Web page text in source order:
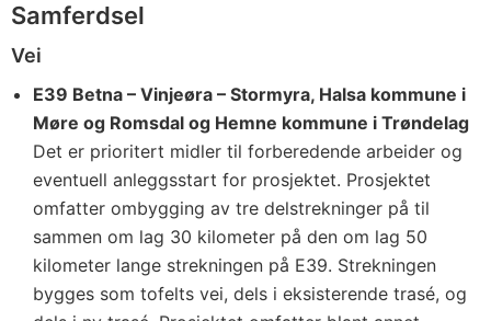
Samferdsel
Vei
E39 Betna – Vinjeøra – Stormyra, Halsa kommune i
Møre og Romsdal og Hemne kommune i Trøndelag
Det er prioritert midler til forberedende arbeider og
eventuell anleggsstart for prosjektet. Prosjektet
omfatter ombygging av tre delstrekninger på til
sammen om lag 30 kilometer på den om lag 50
kilometer lange strekningen på E39. Strekningen
bygges som tofelts vei, dels i eksisterende trasé, og